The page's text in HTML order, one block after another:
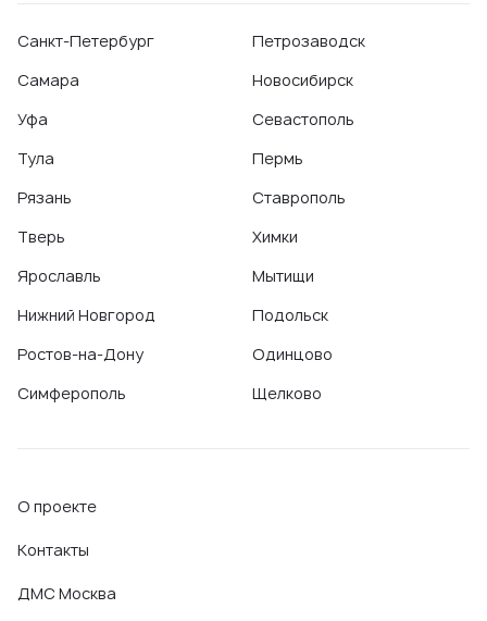
Санкт-Петербург
Самара
Уфа
Тула
Рязань
Тверь
Ярославль
Нижний Новгород
Ростов-на-Дону
Симферополь
Петрозаводск
Новосибирск
Севастополь
Пермь
Ставрополь
Химки
Мытищи
Подольск
Одинцово
Щелково
О проекте
Контакты
ДМС Москва